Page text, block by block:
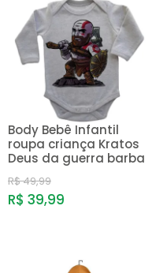
Body Bebê Infantil
roupa criança Kratos
Deus da guerra barba
R$ 49,99
R$ 39,99